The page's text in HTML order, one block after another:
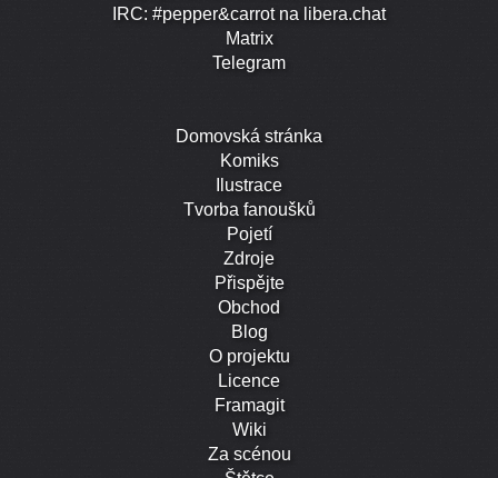
IRC: #pepper&carrot na libera.chat
Matrix
Telegram
Domovská stránka
Komiks
Ilustrace
Tvorba fanoušků
Pojetí
Zdroje
Přispějte
Obchod
Blog
O projektu
Licence
Framagit
Wiki
Za scénou